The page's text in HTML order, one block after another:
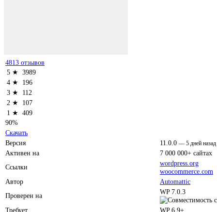
4813 отзывов
5 ★ 3989
4 ★
196
3 ★
112
2 ★
107
1 ★ 409
90%
Скачать
Версия
11.0.0 — 5 дней назад
Активен на
7 000 000+ сайтах
Ссылки
wordpress.org
woocommerce.com
Автор
Automattic
Проверен на
WP 7.0.3
Требует WP 6.9+